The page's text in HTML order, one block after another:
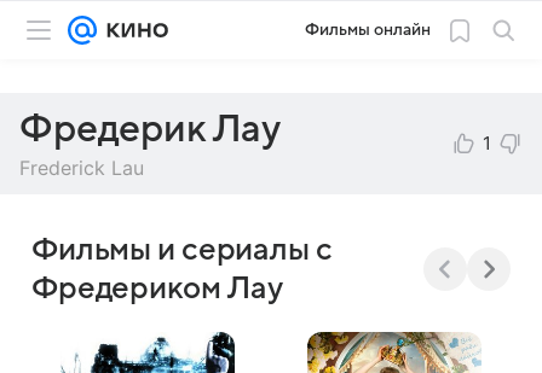
Фильмы онлайн
Фредерик Лау
Frederick Lau
1
Фильмы и сериалы с
Фредериком Лау